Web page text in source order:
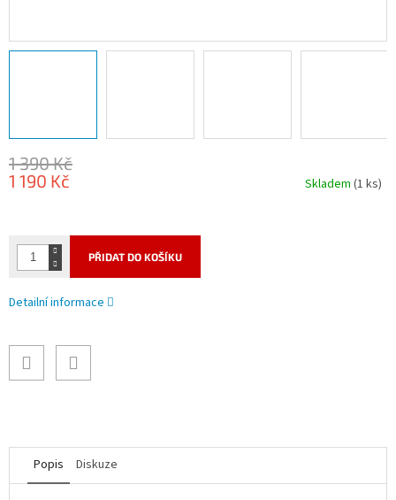
1 390 Kč
1 190 Kč
Skladem(1 ks)
PŘIDAT DO KOŠÍKU
Detailní informace
Popis Diskuze